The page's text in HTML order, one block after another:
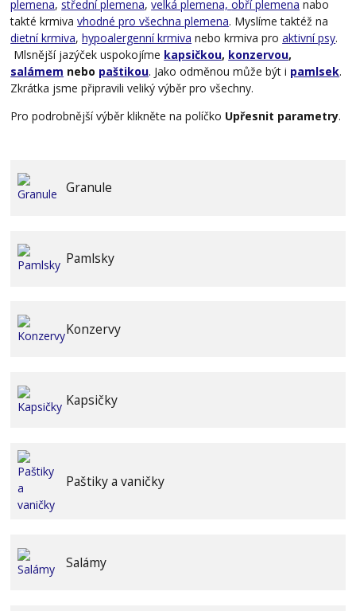
plemena,střední plemena,velká plemena,obří plemena nabo
takté krmivavhodné pro všechna plemena. Myslíme taktéž na
dietní krmiva,hypoalergenní krmiva nebo krmiva proaktivní psy.
Mlsnější jazýček uspokojíme kapsičkou, konzervou,
salámem nebo paštikou. Jako odměnou může být i pamlsek.
Zkrátka jsme připravili veliký výběr pro všechny.
Pro podrobnější výběr klikněte na políčko Upřesnit parametry.
Granule
Pamlsky
Konzervy
Kapsičky
Paštiky a vaničky
Salámy